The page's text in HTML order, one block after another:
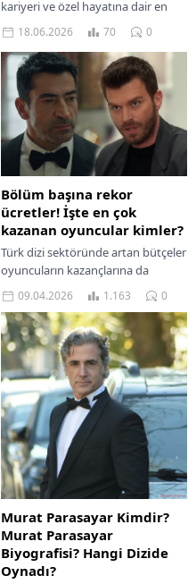
kariyeri ve özel hayatına dair en
çok merak edilenleri, iddiaları ve
gelişmeleri detaylarıyla keşfedin.
18.06.2026 70 0
Bölüm başına rekor
ücretler! İşte en çok
kazanan oyuncular kimler?
Türk dizi sektöründe artan bütçeler
oyuncuların kazançlarına da
yansıdı. 2026 sezonunda sektör
kulislerine yansıyan iddialara göre
bazı oyuncular bölüm başına...
09.04.2026 1.163 0
Murat Parasayar Kimdir?
Murat Parasayar
Biyografisi? Hangi Dizide
Oynadı?